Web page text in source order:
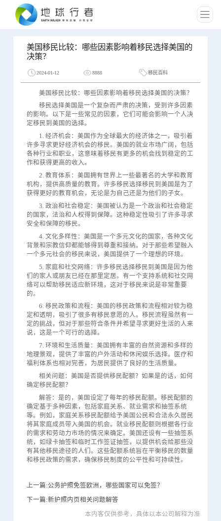
美国移民比较：哪些因素影响着移民选择美国的
决策？
2024-01-12 8888 移民百科
美国移民比较：哪些因素影响着移民选择美国的决策？
移民选择美国是一个复杂而严肃的决策，受到许多因素
的影响。以下是一些常见的因素，它们可能会影响一个人决
定移民到美国的选择。
1. 经济机会：美国作为全球最大的经济体之一，吸引着
许多寻求更好经济机会的移民。美国的就业市场广阔，包括
各种行业和职业，这意味着移民有更多的机会找到稳定的工
作和获得更高的收入。
2. 教育体系：美国拥有世界上一些最著名的大学和教育
机构，提供高质量的教育。许多移民选择移民到美国是为了
获得更好的教育机会，无论是为自己还是为他们的子女。
3. 政治和社会稳定：美国被认为是一个政治和社会稳定
的国家，法治和人权得到保障。这种稳定性吸引了许多寻求
安全和保障的移民。
4. 文化多样性：美国是一个多元文化的国家，各种文化
背景和宗教信仰都能够得到尊重和接纳。对于那些希望融入
一个多元社会的移民来说，美国提供了一个理想的环境。
5. 家庭和社交网络：许多移民选择移民到美国是因为他
们的家人或朋友已经在那里定居。有一个支持系统和社交网
络可以帮助移民适应新环境，这对于移民来说是非常重要
的。
6. 移民政策和流程：美国的移民政策和流程相对较为稳
定和透明，吸引了很多有移民意愿的人。移民流程虽然有一
定的挑战，但对于那些符合条件并希望寻求更好生活的人来
说，这是一个可行的选择。
7. 环境和生活质量：美国拥有丰富的自然资源和多样的
地理景观，提供了丰富的户外活动和休闲娱乐选择。医疗和
福利体系也相对完善，为居民提供了良好的生活质量。
相关问题：美国是否提供移民配额？如果是的话，如何
确定移民配额？
解答：是的，美国设定了每年的移民配额。移民配额的
确定基于多种因素，包括家庭关系、就业需求和抽签系统
等。例如，家庭关系移民配额给予美国公民和合法永久居民
将其家庭成员带入美国的机会。就业移民配额则根据各行业
的需求和劳动力市场的情况来确定。美国还设有一些抽签系
统，如绿卡抽签和临时工作签证抽签，以提供机会给那些没
有其他移民途径的人们。这些配额系统旨在平衡移民的数量
和移民政策的需求，确保移民制度的公平性和可持续性。
上一篇:公务护照免签欧洲，哪些国家可以免签？
下一篇:新护照内页相关问题解答
本内客仅供参考，具体以本公司解释为准